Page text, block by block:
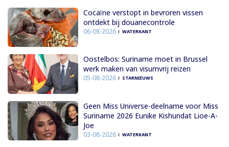
Cocaïne verstopt in bevroren vissen
ontdekt bij douanecontrole
06-08-2026 WATERKANT
Oostelbos: Suriname moet in Brussel
werk maken van visumvrij reizen
05-08-2026 STARNIEUWS
Geen Miss Universe-deelname voor Miss
Suriname 2026 Eunike Kishundat Lioe-A-
Joe
03-08-2026 WATERKANT